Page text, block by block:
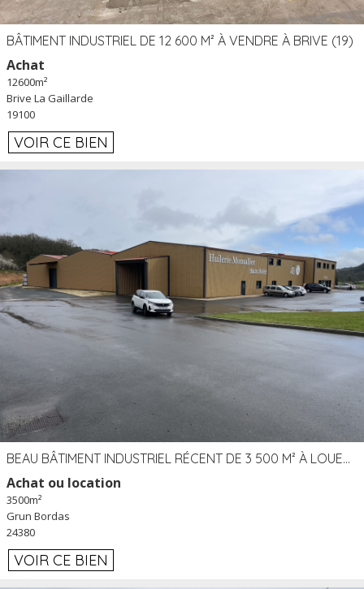
BÂTIMENT INDUSTRIEL DE 12 600 M² À VENDRE À BRIVE (19)
Achat
12600m²
Brive La Gaillarde
19100
VOIR CE BIEN
BEAU BÂTIMENT INDUSTRIEL RÉCENT DE 3 500 M² À LOUER OU VENDRE PROCHE PÉRIGUEUX (24)
Achat ou location
3500m²
Grun Bordas
24380
VOIR CE BIEN